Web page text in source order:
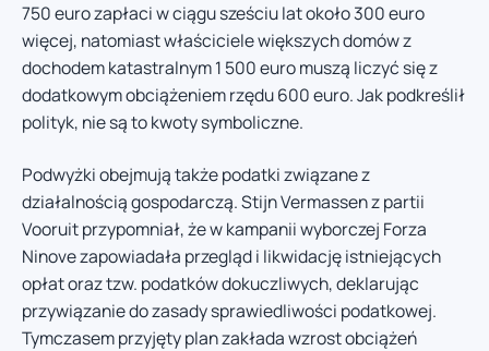
750 euro zapłaci w ciągu sześciu lat około 300 euro
więcej, natomiast właściciele większych domów z
dochodem katastralnym 1 500 euro muszą liczyć się z
dodatkowym obciążeniem rzędu 600 euro. Jak podkreślił
polityk, nie są to kwoty symboliczne.
Podwyżki obejmują także podatki związane z
działalnością gospodarczą. Stijn Vermassen z partii
Vooruit przypomniał, że w kampanii wyborczej Forza
Ninove zapowiadała przegląd i likwidację istniejących
opłat oraz tzw. podatków dokuczliwych, deklarując
przywiązanie do zasady sprawiedliwości podatkowej.
Tymczasem przyjęty plan zakłada wzrost obciążeń